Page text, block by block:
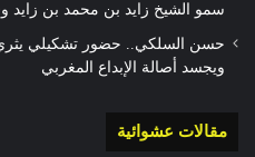
سمو الشيخ زايد بن محمد بن زايد
حسن السلكي.. حضور تشكيلي يثري
ويجسد أصالة الإبداع المغربي
مقالات عشوائية